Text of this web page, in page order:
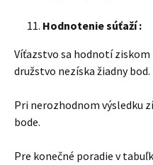
Hodnotenie súťaží :
Víťazstvo sa hodnotí ziskom
družstvo nezíska žiadny bod.
Pri nerozhodnom výsledku
bode.
Pre konečné poradie v